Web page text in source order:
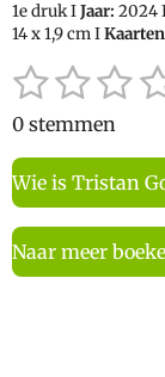
1e druk IJaar: 2024
14 x 1,9 cm I
R
a
t
i
n
g
:
0
1
s
t
e
r
2
s
t
e
r
r
3
s
t
e
r
r
4
t
e
r
r
0 stemmen
Wie is Tristan
Naar meer